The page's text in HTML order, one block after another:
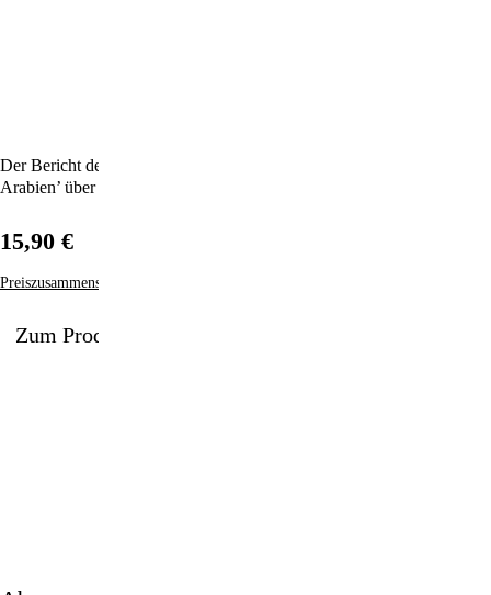
Der Bericht des legendären und geheimnisumwitterten ‚Lawrence von
Arabien’ über den Aufstand der Araber gegen die Türkenherrschaft.
Zum Produkt
15,90 €
Preiszusammensetzung